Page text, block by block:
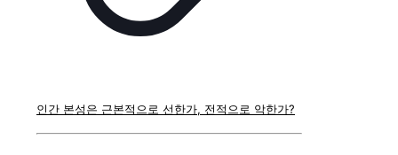
인간 본성은 근본적으로 선한가, 전적으로 악한가?